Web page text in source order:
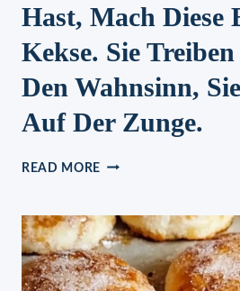
Hast, Mach Diese
Kekse. Sie
Den Wahnsinn,
Auf Der Zunge.
READ MORE WENN
APFELUND
1
EI
HAST,